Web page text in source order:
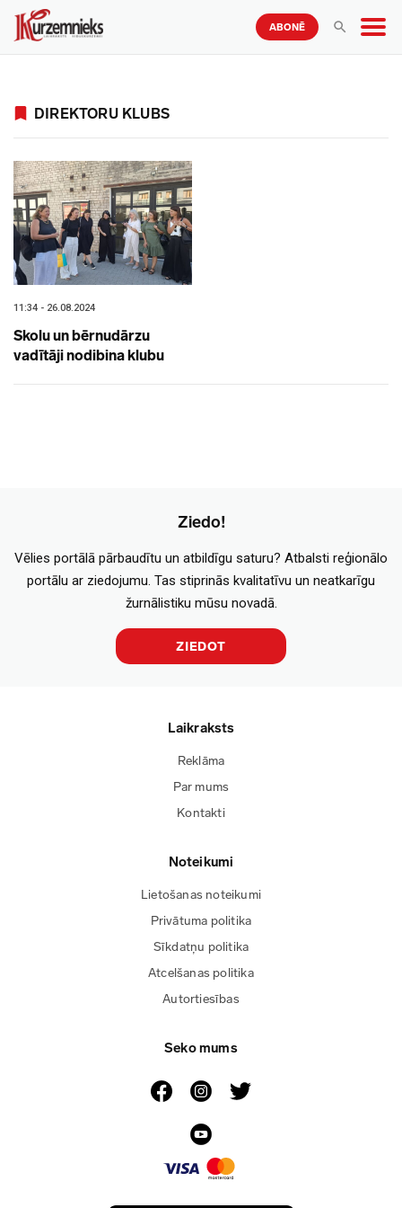
ABONĒ
DIREKTORU KLUBS
11:34 - 26.08.2024
Skolu un bērnudārzu
vadītāji nodibina klubu
Ziedo!
Vēlies portālā pārbaudītu un atbildīgu saturu? Atbalsti reģionālo
portālu ar ziedojumu. Tas stiprinās kvalitatīvu un neatkarīgu
žurnālistiku mūsu novadā.
ZIEDOT
Laikraksts
Reklāma
Par mums
Kontakti
Noteikumi
Lietošanas noteikumi
Privātuma politika
Sīkdatņu politika
Atcelšanas politika
Autortiesības
Seko mums